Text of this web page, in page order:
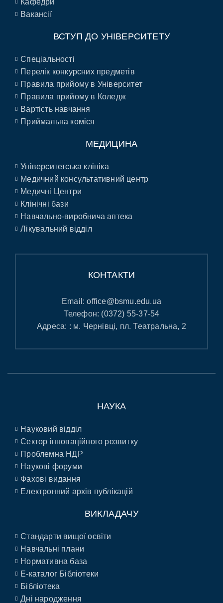
Кафедри
Вакансії
ВСТУП ДО УНІВЕРСИТЕТУ
Спеціальності
Перелік конкурсних предметів
Правила прийому в Університет
Правила прийому в Коледж
Вартість навчання
Приймальна коміся
МЕДИЦИНА
Університетська клініка
Медичний консультативний центр
Медичні Центри
Клінічні бази
Навчально-виробнича аптека
Лікувальний відділ
КОНТАКТИ
Email:office@bsmu.edu.ua
Телефон: (0372) 55-37-54
Адреса: : м. Чернівці, пл. Театральна, 2
НАУКА
Науковий відділ
Сектор інноваційного розвитку
Проблемна НДР
Наукові форуми
Фахові видання
Електронний архів публікацій
ВИКЛАДАЧУ
Стандарти вищої освіти
Навчальні плани
Нормативна база
E-каталог Бібліотеки
Бібліотека
Дні народження